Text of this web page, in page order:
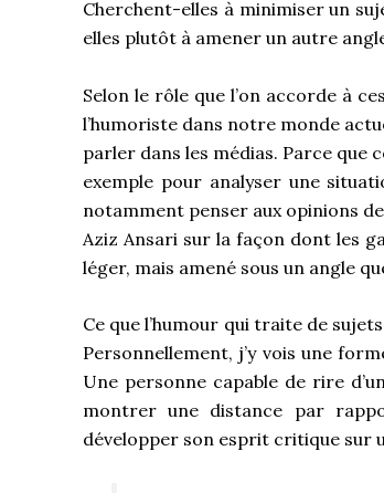
Cherchent-elles à minimiser un
elles plutôt à amener un autre
Selon le rôle que l’on accorde à
l’humoriste dans notre monde
parler dans les médias. Parce que
exemple pour analyser une
notamment penser aux opinions
Aziz Ansari sur la façon dont les
léger, mais amené sous un angle
Ce que l’humour qui traite de
Personnellement, j’y vois une
Une personne capable de rire
montrer une distance par
développer son esprit critique sur